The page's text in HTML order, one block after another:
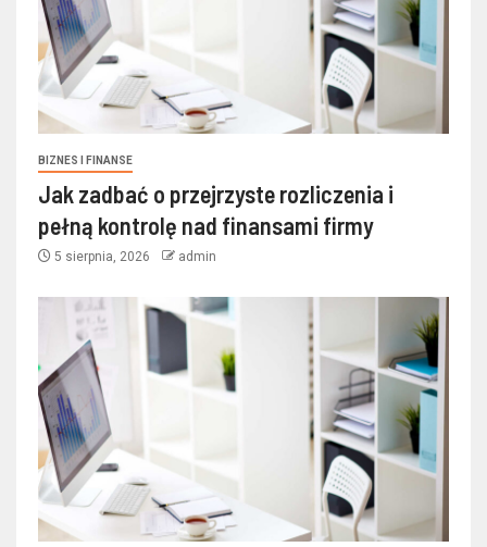
BIZNES I FINANSE
Jak zadbać o przejrzyste rozliczenia i
pełną kontrolę nad finansami firmy
5 sierpnia, 2026 admin